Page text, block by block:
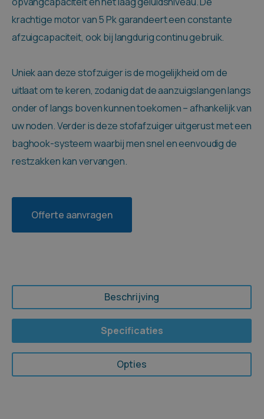
krachtige motor van 5 Pk garandeert een constante
afzuigcapaciteit, ook bij langdurig continu gebruik.
Uniek aan deze stofzuiger is de mogelijkheid om de
uitlaat om te keren, zodanig dat de aanzuigslangen langs
onder of langs boven kunnen toekomen – afhankelijk van
uw noden. Verder is deze stofafzuiger uitgerust met een
baghook-systeem waarbij men snel en eenvoudig de
restzakken kan vervangen.
Offerte aanvragen
Specificaties
Opties
Beschrijving